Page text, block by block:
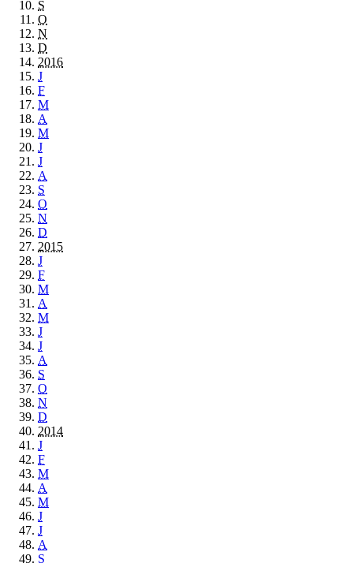
S
O
N
D
2016
J
F
M
A
M
J
J
A
S
O
N
D
2015
J
F
M
A
M
J
J
A
S
O
N
D
2014
J
F
M
A
M
J
J
A
S